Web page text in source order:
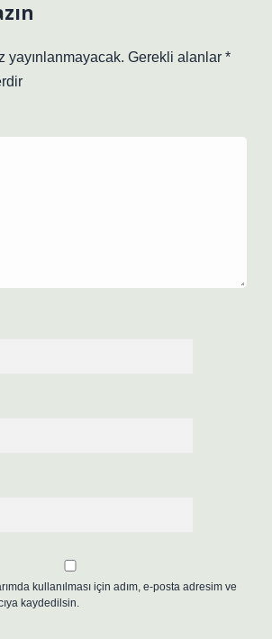
yayınlanmayacak. Gerekli alanlar *
kullanılması için adım, e-posta adresim ve
kaydedilsin.